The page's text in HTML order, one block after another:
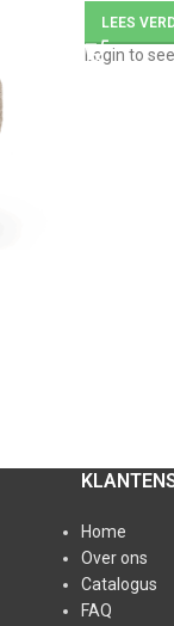
LEES
Login to
Home
Over ons
Catalogus
FAQ